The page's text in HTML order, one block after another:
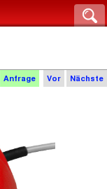
Vor Nächste
Anfrage